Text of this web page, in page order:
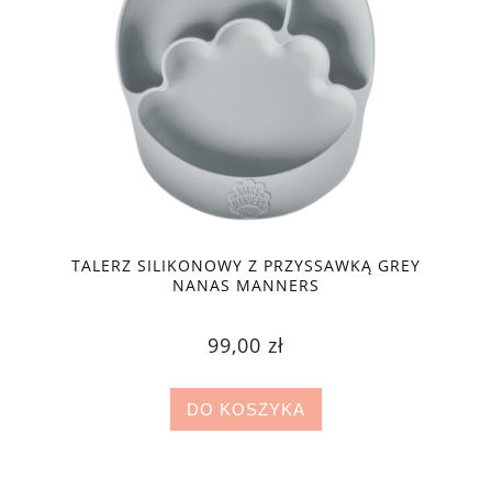
TALERZ SILIKONOWY Z PRZYSSAWKĄ GREY
NANAS MANNERS
99,00 zł
DO KOSZYKA